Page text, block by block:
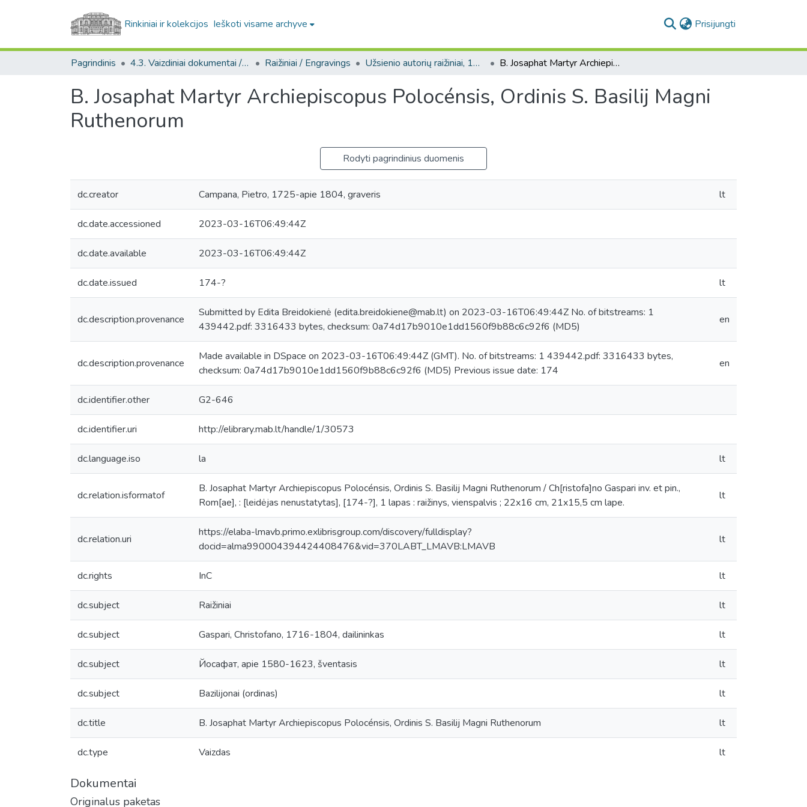
Rinkiniai ir kolekcijos Ieškoti visame archyve Prisijungti
Pagrindinis 4.3. Vaizdiniai dokumentai / Visual documents Raižiniai / Engravings Užsienio autorių raižiniai, 18 a. / Engravings by foreign artists, 18th century . B. Josaphat Martyr Archiepiscopus Polocénsis, Ordinis S. Basilij Magni Ruthenorum
B. Josaphat Martyr Archiepiscopus Polocénsis, Ordinis S. Basilij Magni
Ruthenorum
Rodyti pagrindinius duomenis
dc.creator Campana, Pietro, 1725-apie 1804, graveris lt
dc.date.accessioned 2023-03-16T06:49:44Z
dc.date.available 2023-03-16T06:49:44Z
dc.date.issued 174-? lt
dc.description.provenance
Submitted by Edita Breidokienė (edita.breidokiene@mab.lt) on 2023-03-16T06:49:44Z No. of bitstreams: 1
439442.pdf: 3316433 bytes, checksum: 0a74d17b9010e1dd1560f9b88c6c92f6 (MD5)
en
dc.description.provenance
Made available in DSpace on 2023-03-16T06:49:44Z (GMT). No. of bitstreams: 1 439442.pdf: 3316433 bytes,
checksum: 0a74d17b9010e1dd1560f9b88c6c92f6 (MD5) Previous issue date: 174
en
dc.identifier.other G2-646
dc.identifier.uri http://elibrary.mab.lt/handle/1/30573
dc.language.iso la lt
dc.relation.isformatof
B. Josaphat Martyr Archiepiscopus Polocénsis, Ordinis S. Basilij Magni Ruthenorum / Ch[ristofa]no Gaspari inv. et pin.,
Rom[ae], : [leidėjas nenustatytas], [174-?], 1 lapas : raižinys, vienspalvis ; 22x16 cm, 21x15,5 cm lape.
lt
dc.relation.uri
https://elaba-lmavb.primo.exlibrisgroup.com/discovery/fulldisplay?
docid=alma990004394424408476&vid=370LABT_LMAVB:LMAVB
lt
dc.rights InC lt
dc.subject Raižiniai lt
dc.subject Gaspari, Christofano, 1716-1804, dailininkas lt
dc.subject Йосафат, apie 1580-1623, šventasis lt
dc.subject Bazilijonai (ordinas) lt
dc.title B. Josaphat Martyr Archiepiscopus Polocénsis, Ordinis S. Basilij Magni Ruthenorum lt
dc.type Vaizdas lt
Dokumentai
Originalus paketas